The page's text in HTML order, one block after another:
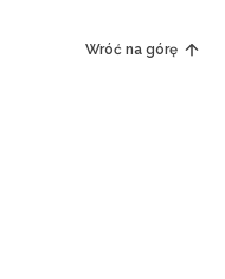
Wróć na górę